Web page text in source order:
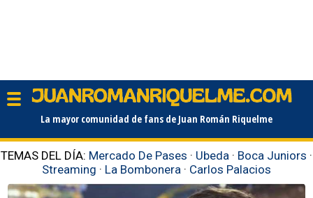
La mayor comunidad de fans de Juan Román Riquelme
TEMAS DEL DÍA: Mercado De Pases · Ubeda · Boca Juniors ·
Streaming · La Bombonera · Carlos Palacios